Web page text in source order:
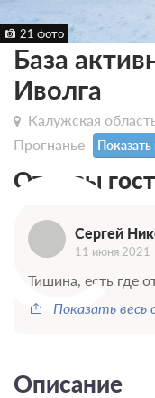
21 фото
База
Иволга
Калужская
Прогнанье
Показать
Отзывы
Сергей
11 июня 2021
Тишина, есть где
Показать весь
Описание